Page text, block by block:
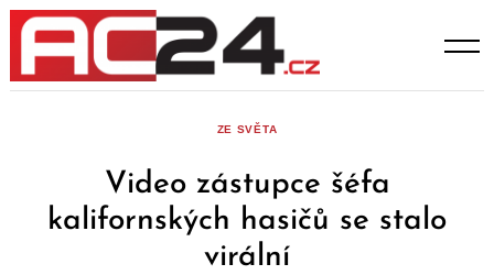
Skip
content
ZE SVĚTA
Video zástupce šéfa
kalifornských hasičů se stalo
virální